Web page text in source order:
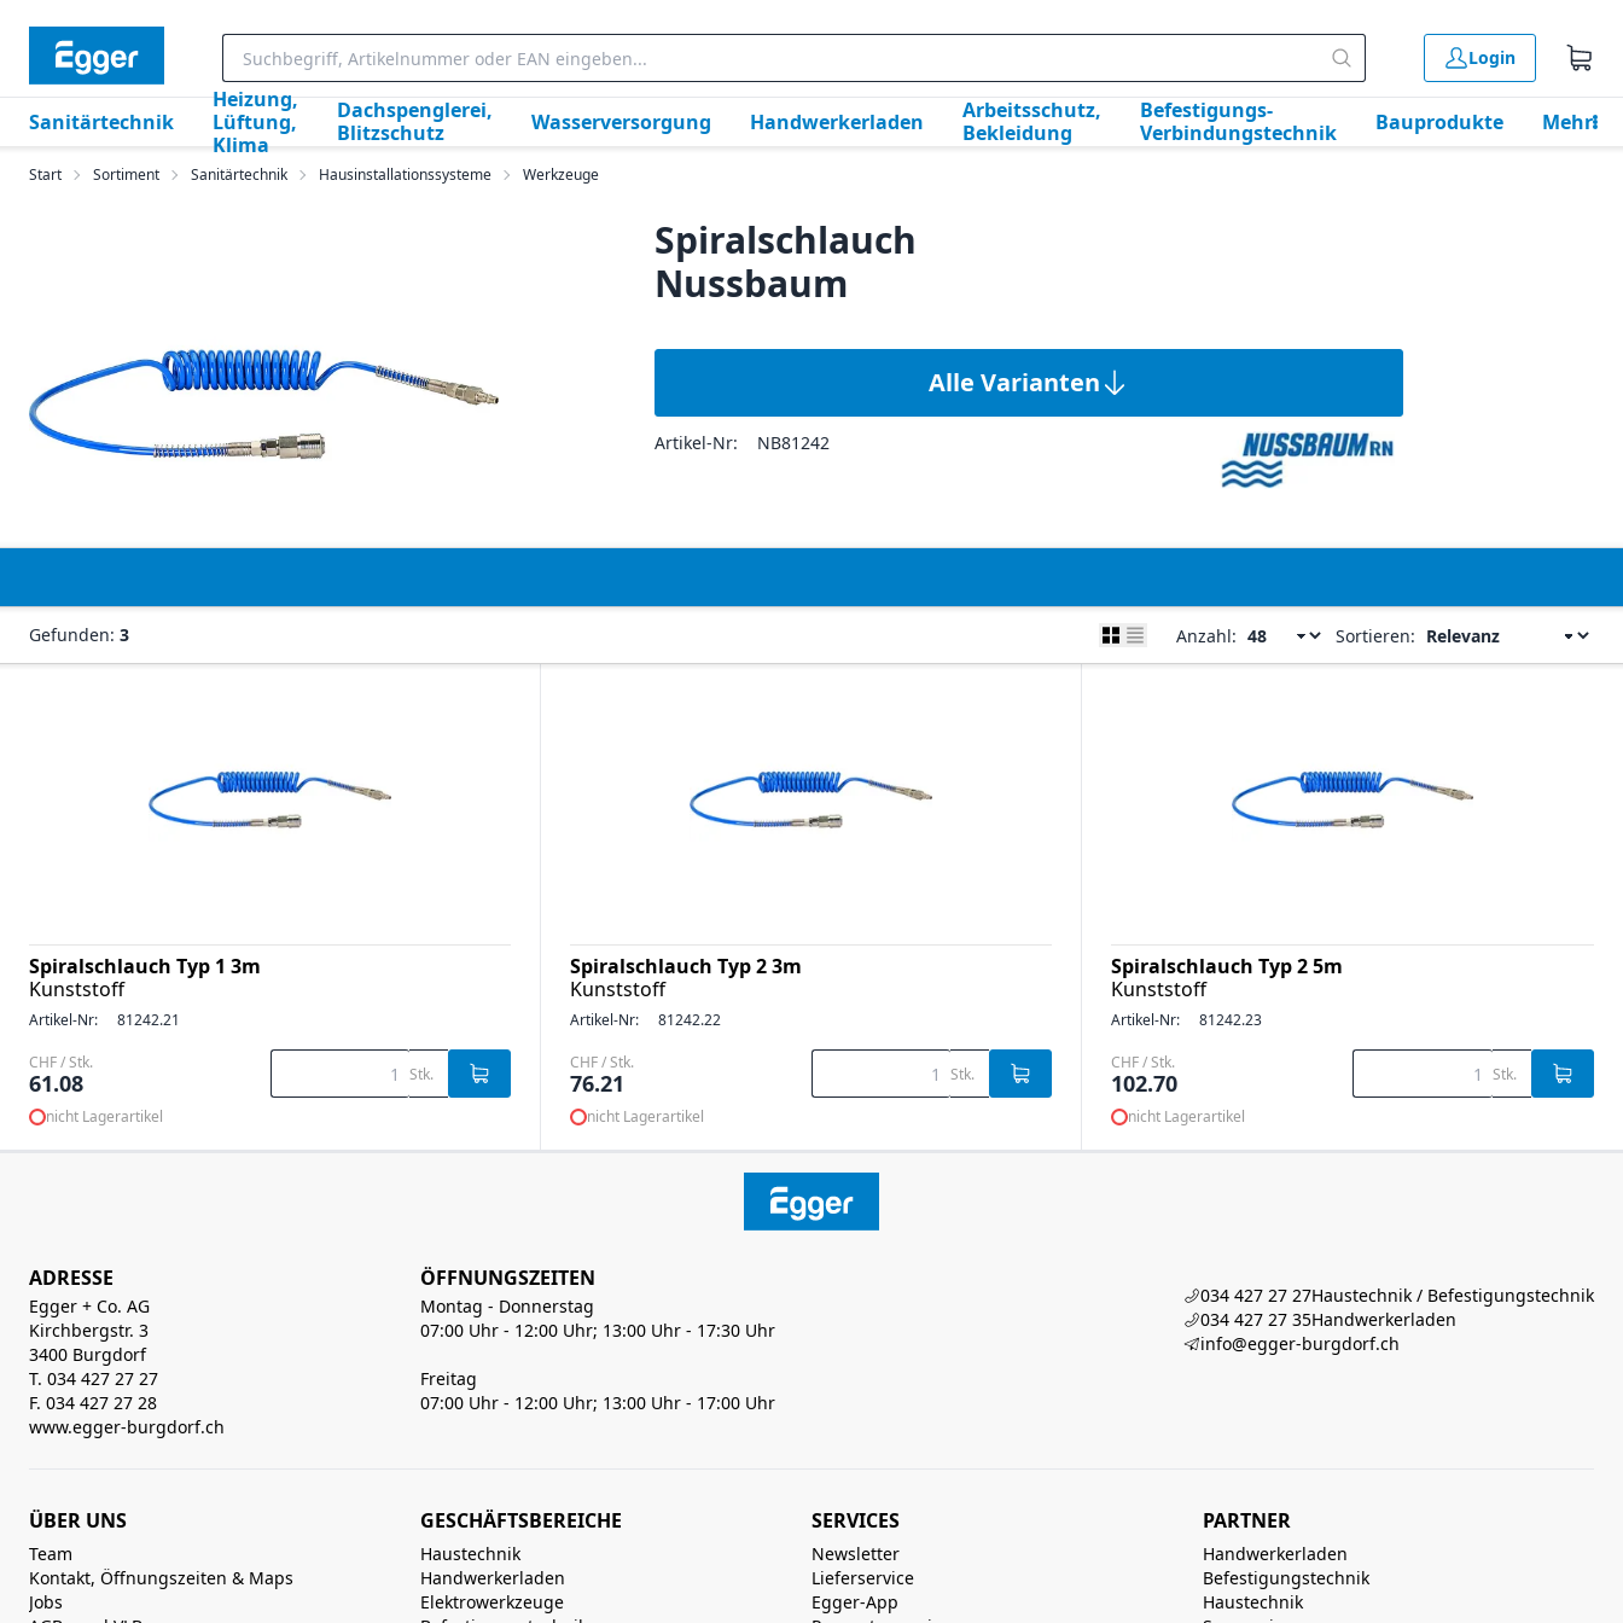
Login
Sanitärtechnik
Heizung,
Lüftung,
Klima
Dachspenglerei,
Blitzschutz
Wasserversorgung Handwerkerladen
Arbeitsschutz,
Bekleidung
Befestigungs-
Verbindungstechnik
Bauprodukte Mehr
Start Sortiment Sanitärtechnik Hausinstallationssysteme Werkzeuge
Spiralschlauch
Nussbaum
Alle Varianten
Artikel-Nr: NB81242
Gefunden: 3 Anzahl: Sortieren:
Spiralschlauch Typ 1 3m
Kunststoff
Artikel-Nr: 81242.21
CHF / Stk.
61.08 Stk.
nicht Lagerartikel
Spiralschlauch Typ 2 3m
Kunststoff
Artikel-Nr: 81242.22
CHF / Stk.
76.21 Stk.
nicht Lagerartikel
Spiralschlauch Typ 2 5m
Kunststoff
Artikel-Nr: 81242.23
CHF / Stk.
102.70 Stk.
nicht Lagerartikel
ADRESSE
Egger + Co. AG
Kirchbergstr. 3
3400 Burgdorf
T. 034 427 27 27
F. 034 427 27 28
www.egger-burgdorf.ch
ÖFFNUNGSZEITEN
Montag - Donnerstag
07:00 Uhr - 12:00 Uhr; 13:00 Uhr - 17:30 Uhr
Freitag
07:00 Uhr - 12:00 Uhr; 13:00 Uhr - 17:00 Uhr
034 427 27 27Haustechnik / Befestigungstechnik
034 427 27 35Handwerkerladen
info@egger-burgdorf.ch
ÜBER UNS
Team
Kontakt, Öffnungszeiten & Maps
Jobs
GESCHÄFTSBEREICHE
Haustechnik
Handwerkerladen
Elektrowerkzeuge
SERVICES
Newsletter
Lieferservice
Egger-App
PARTNER
Handwerkerladen
Befestigungstechnik
Haustechnik